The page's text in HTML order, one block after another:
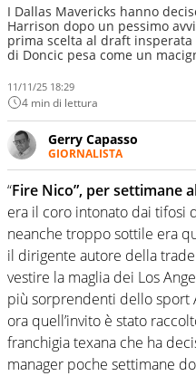
I Dallas Mavericks hanno
Harrison dopo un pessimo
prima scelta al draft insperata
di Doncic pesa come un
11/11/25 18:29
4 min di lettura
Gerry Capasso
GIORNALISTA
Per lui gli sport
football, baseball e la
dove altri non vedono
“Fire Nico”, per settimane
era il coro intonato dai tifosi
neanche troppo sottile era
il dirigente autore della
vestire la maglia dei Los
più sorprendenti dello sport
ora quell’invito è stato
franchigia texana che ha
manager poche settimane